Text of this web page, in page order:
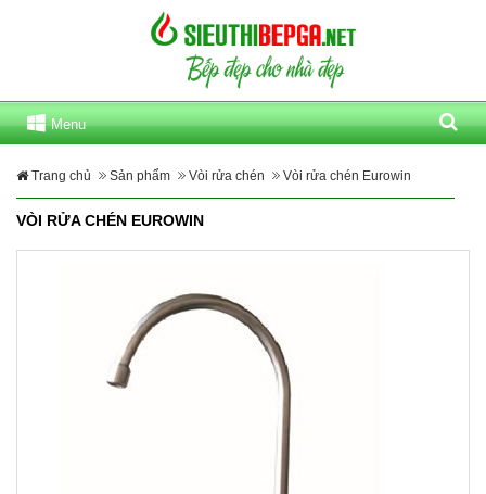
Menu
Trang chủ Sản phẩm Vòi rửa chén Vòi rửa chén Eurowin
VÒI RỬA CHÉN EUROWIN